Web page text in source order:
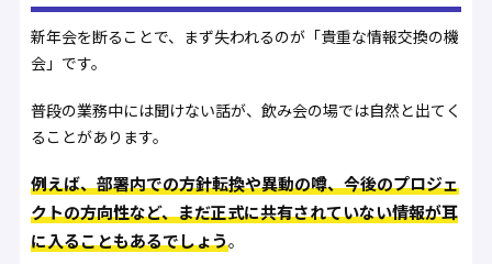
新年会を断ることで、まず失われるのが「貴重な情報交換の機
会」です。
普段の業務中には聞けない話が、飲み会の場では自然と出てく
ることがあります。
例えば、部署内での方針転換や異動の噂、今後のプロジェ
クトの方向性など、まだ正式に共有されていない情報が耳
に入ることもあるでしょう。